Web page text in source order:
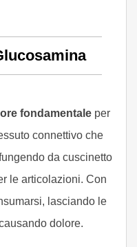
fondamentale per
connettivo che
da cuscinetto
le articolazioni. Con
lasciando le
dolore.